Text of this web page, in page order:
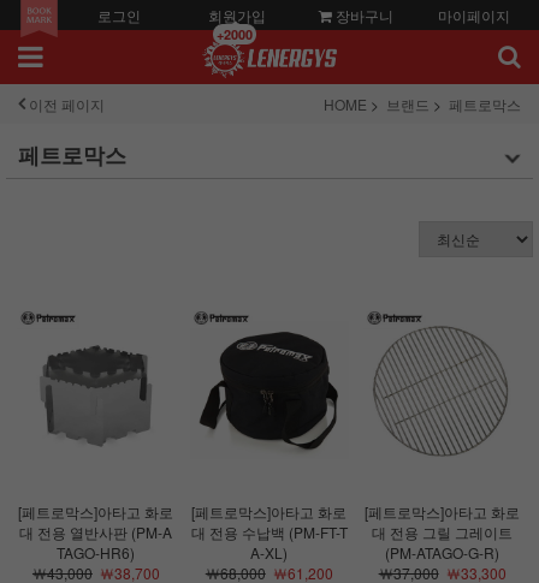
로그인 회원가입
+2000
장바구니 마이페이지
이전 페이지 HOME 브랜드 페트로막스
페트로막스
[페트로막스]아타고 화로
대 전용 열반사판 (PM-A
TAGO-HR6)
￦43,000￦38,700
[페트로막스]아타고 화로
대 전용 수납백 (PM-FT-T
A-XL)
￦68,000￦61,200
[페트로막스]아타고 화로
대 전용 그릴 그레이트
(PM-ATAGO-G-R)
￦37,000￦33,300